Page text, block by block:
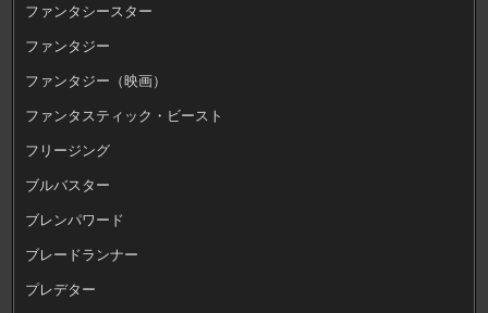
ファンタシースター
ファンタジー
ファンタジー（映画）
ファンタスティック・ビースト
フリージング
ブルバスター
ブレンパワード
ブレードランナー
プレデター